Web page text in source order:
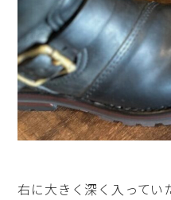
右に大きく深く入ってい